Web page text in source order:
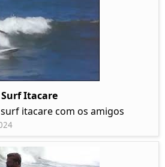
Itacare
itacare com os amigos